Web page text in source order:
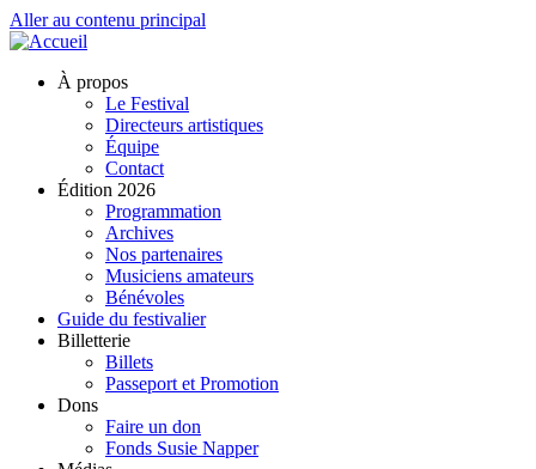
Aller au contenu principal
À propos
Le Festival
Directeurs artistiques
Équipe
Contact
Édition 2026
Programmation
Archives
Nos partenaires
Musiciens amateurs
Bénévoles
Guide du festivalier
Billetterie
Billets
Passeport et Promotion
Dons
Faire un don
Fonds Susie Napper